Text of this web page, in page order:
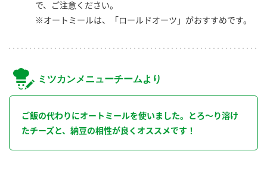
で、ご注意ください。
※オートミールは、「ロールドオーツ」がおすすめです。
ミツカンメニューチームより
ご飯の代わりにオートミールを使いました。とろ～り溶け
たチーズと、納豆の相性が良くオススメです！